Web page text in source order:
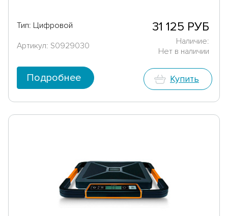
Тип: Цифровой
Артикул: S0929030
31 125 РУБ
Наличие:
Нет в наличии
Подробнее Купить